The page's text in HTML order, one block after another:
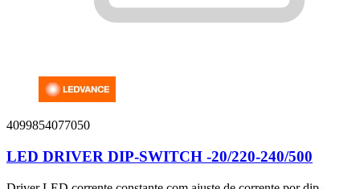
4099854077050
LED DRIVER DIP-SWITCH -20/220-240/500